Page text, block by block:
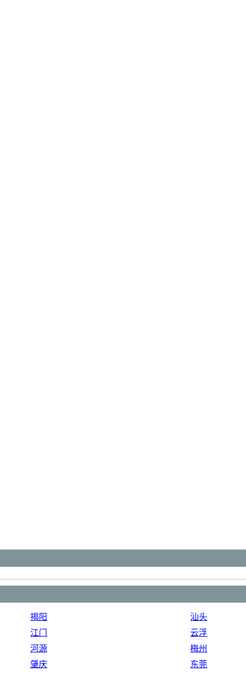
揭阳 汕头
江门 云浮
河源 梅州
肇庆 东莞